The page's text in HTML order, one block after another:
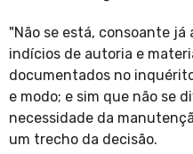
"Não se está, consoante
indícios de autoria e
documentados no
e modo; e sim que não se
necessidade da
um trecho da decisão.